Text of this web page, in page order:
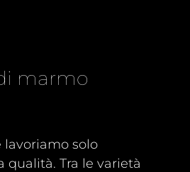
marmo
lavoriamo solo
qualità. Tra le varietà